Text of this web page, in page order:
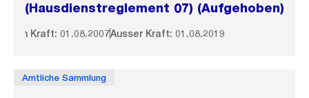
(Hausdienstreglement 07) (Aufgehoben)
In Kraft: 01.08.2007Ausser Kraft: 01.08.2019
Amtliche Sammlung